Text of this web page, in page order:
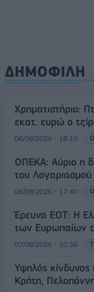
ΔΗΜΟΦΙΛΗ
Χρηματιστήριο:
εκατ. ευρώ ο
06/08/2026 - 18:10
ΟΠΕΚΑ: Αύριο η
του Λογαριασμού
06/08/2026 - 17:40
Έρευνα ΕΟΤ: Η
των Ευρωπαίων
07/08/2026 - 10:56
Υψηλός κίνδυνος
Κρήτη,